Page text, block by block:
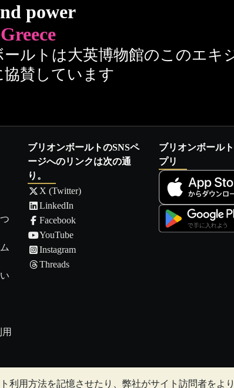
利用方法を記憶させたり、弊社がサイト訪問者をよ
power
ルトは大英博物館のこのエキ
協賛しています
ブリオンボールトのSNSペ
ージへのリンクは次の通
り。
X (Twitter)
LinkedIn
Facebook
YouTube
Instagram
Threads
ブリオンボール
プリ